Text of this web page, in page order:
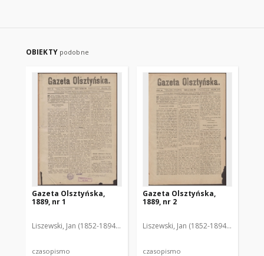
OBIEKTY podobne
Gazeta Olsztyńska,
1889, nr 1
Liszewski, Jan (1852-1894). Red.
czasopismo
Gazeta Olsztyńska,
1889, nr 2
Liszewski, Jan (1852-1894). Red.
czasopismo